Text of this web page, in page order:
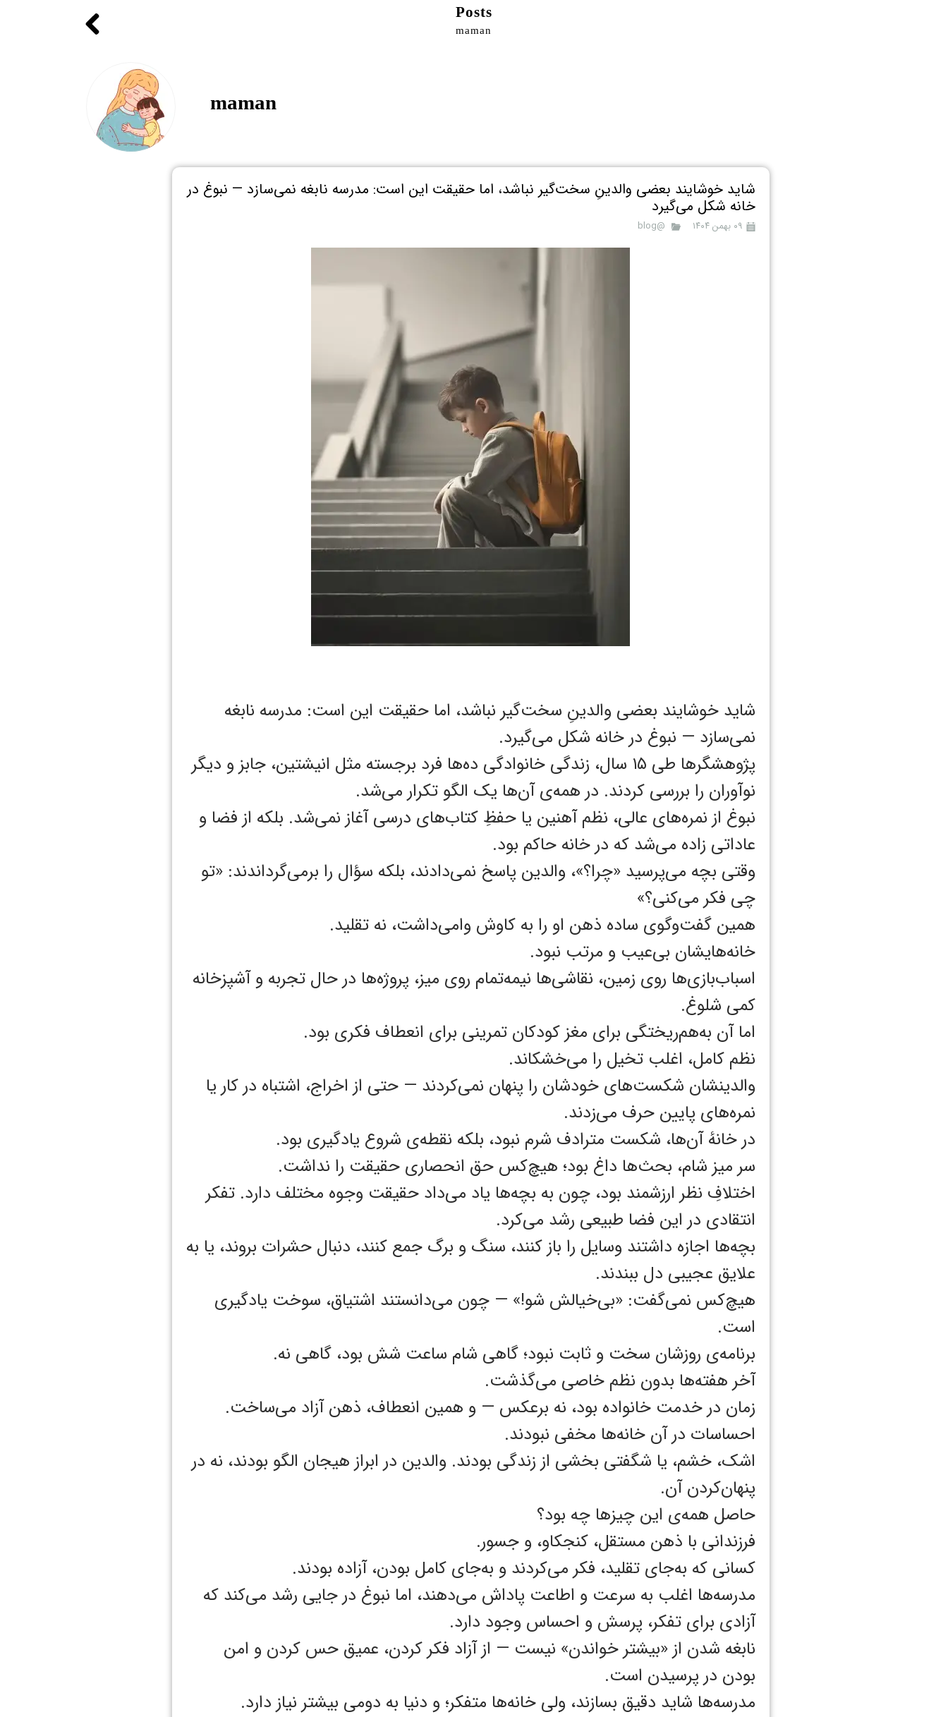
Posts
maman
maman
شاید خوشایند بعضی والدینِ سخت‌گیر نباشد، اما حقیقت این است: مدرسه نابغه نمی‌سازد — نبوغ در
خانه شکل می‌گیرد
۰۹ بهمن ۱۴۰۴ @blog
شاید خوشایند بعضی والدینِ سخت‌گیر نباشد، اما حقیقت این است: مدرسه نابغه
نمی‌سازد — نبوغ در خانه شکل می‌گیرد.
پژوهشگرها طی ۱۵ سال، زندگی خانوادگی ده‌ها فرد برجسته مثل انیشتین، جابز و دیگر
نوآوران را بررسی کردند. در همه‌ی آن‌ها یک الگو تکرار می‌شد.
نبوغ از نمره‌های عالی، نظم آهنین یا حفظِ کتاب‌های درسی آغاز نمی‌شد. بلکه از فضا و
عاداتی زاده می‌شد که در خانه حاکم بود.
وقتی بچه می‌پرسید «چرا؟»، والدین پاسخ نمی‌دادند، بلکه سؤال را برمی‌گرداندند: «تو
چی فکر می‌کنی؟»
همین گفت‌وگو‌ی ساده ذهن او را به کاوش وامی‌داشت، نه تقلید.
خانه‌هایشان بی‌عیب و مرتب نبود.
اسباب‌بازی‌ها روی زمین، نقاشی‌ها نیمه‌تمام روی میز، پروژه‌ها در حال تجربه و آشپزخانه
کمی شلوغ.
اما آن به‌هم‌ریختگی برای مغز کودکان تمرینی برای انعطاف فکری بود.
نظم کامل، اغلب تخیل را می‌خشکاند.
والدینشان شکست‌های خودشان را پنهان نمی‌کردند — حتی از اخراج، اشتباه در کار یا
نمره‌های پایین حرف می‌زدند.
در خانهٔ آن‌ها، شکست مترادف شرم نبود، بلکه نقطه‌ی شروع یادگیری بود.
سر میز شام، بحث‌ها داغ بود؛ هیچ‌کس حق انحصاری حقیقت را نداشت.
اختلافِ نظر ارزشمند بود، چون به بچه‌ها یاد می‌داد حقیقت وجوه مختلف دارد. تفکر
انتقادی در این فضا طبیعی رشد می‌کرد.
بچه‌ها اجازه داشتند وسایل را باز کنند، سنگ و برگ جمع کنند، دنبال حشرات بروند، یا به
علایق عجیبی دل ببندند.
هیچ‌کس نمی‌گفت: «بی‌خیالش شو!» — چون می‌دانستند اشتیاق، سوخت یادگیری
است.
برنامه‌ی روزشان سخت و ثابت نبود؛ گاهی شام ساعت شش بود، گاهی نه.
آخر هفته‌ها بدون نظم خاصی می‌گذشت.
زمان در خدمت خانواده بود، نه برعکس — و همین انعطاف، ذهن آزاد می‌ساخت.
احساسات در آن خانه‌ها مخفی نبودند.
اشک، خشم، یا شگفتی بخشی از زندگی بودند. والدین در ابراز هیجان الگو بودند، نه در
پنهان‌کردن آن.
حاصل همه‌ی این چیزها چه بود؟
فرزندانی با ذهن مستقل، کنجکاو، و جسور.
کسانی که به‌جای تقلید، فکر می‌کردند و به‌جای کامل بودن، آزاده بودند.
مدرسه‌ها اغلب به سرعت و اطاعت پاداش می‌دهند، اما نبوغ در جایی رشد می‌کند که
آزادی برای تفکر، پرسش و احساس وجود دارد.
نابغه شدن از «بیشتر خواندن» نیست — از آزاد فکر کردن، عمیق حس کردن و امن
بودن در پرسیدن است.
مدرسه‌ها شاید دقیق بسازند، ولی خانه‌ها متفکر؛ و دنیا به دومی بیشتر نیاز دارد.